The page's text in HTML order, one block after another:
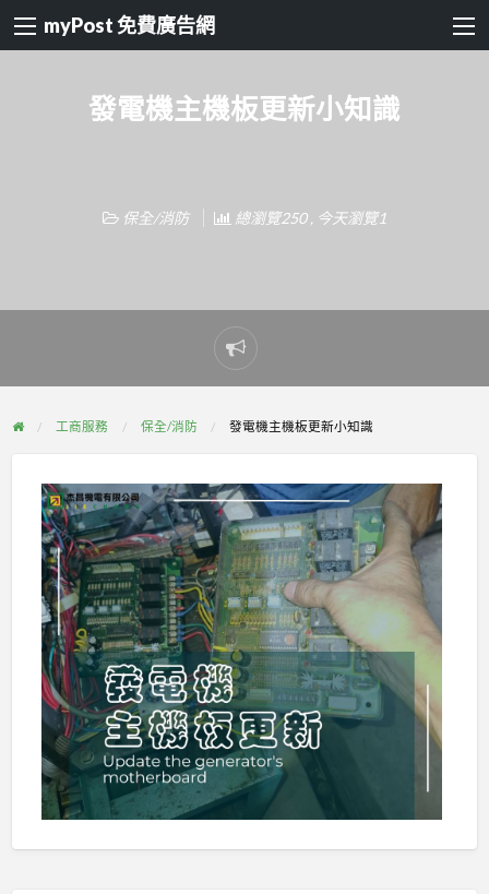
myPost 免費廣告網
發電機主機板更新小知識
保全/消防 總瀏覽250 , 今天瀏覽1
Report
problem
工商服務 保全/消防 發電機主機板更新小知識